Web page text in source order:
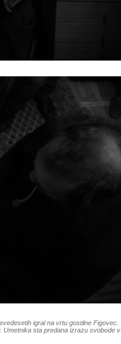
igral na vrtu gostilne Figovec.
Umetnika sta predana izrazu svobode v